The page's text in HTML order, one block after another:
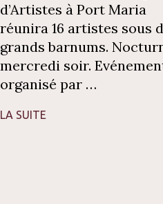
d’Artistes à Port Maria
réunira 16 artistes sous
grands barnums.
mercredi soir.
organisé par …
LA SUITE